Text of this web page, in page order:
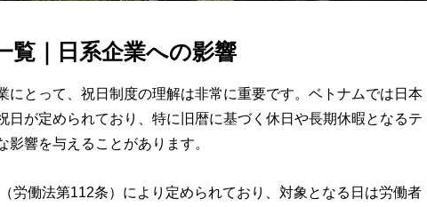
覧｜日系企業への影響
にとって、祝日制度の理解は非常に重要です。ベトナムでは日本
日が定められており、特に旧暦に基づく休日や長期休暇となるテ
影響を与えることがあります。
労働法第112条）により定められており、対象となる日は労働者